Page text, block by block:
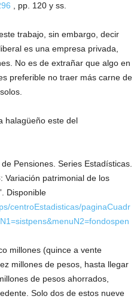
, pp. 120 y ss.
trabajo, sin embargo, decir
es una empresa privada,
No es de extrañar que algo en
preferible no traer más carne de
halagüeño este del
Pensiones. Series Estadísticas.
Variación patrimonial de los
Disponible
centroEstadisticas/paginaCuadr
millones (quince a vente
millones de pesos, hasta llegar
de pesos ahorrados,
Solo dos de estos nueve